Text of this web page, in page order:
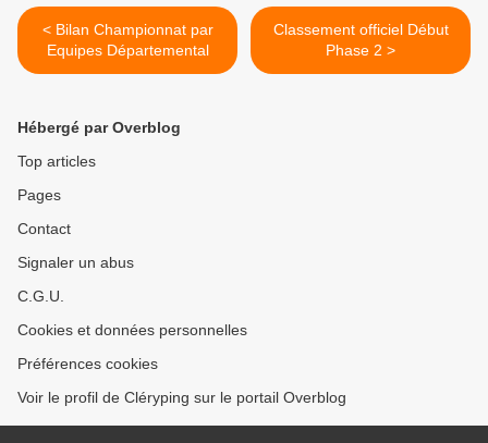
< Bilan Championnat par
Equipes Départemental
Classement officiel Début
Phase 2 >
Hébergé par Overblog
Top articles
Pages
Contact
Signaler un abus
C.G.U.
Cookies et données personnelles
Préférences cookies
Voir le profil de Cléryping sur le portail Overblog